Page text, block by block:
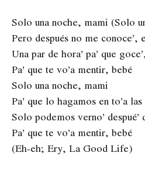
Solo una noche, mami (Solo
Pero después no me conoce’,
Una par de hora’ pa’ que
Pa’ que te vo’a mentir, bebé
Solo una noche, mami
Pa’ que lo hagamos en to’a las
Solo podemos verno’
Pa’ que te vo’a mentir, bebé
(Eh-eh; Ery, La Good Life)